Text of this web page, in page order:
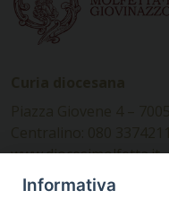
www.diocesimolfetta.it
Informativa